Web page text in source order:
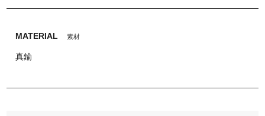
MATERIAL 素材
真鍮